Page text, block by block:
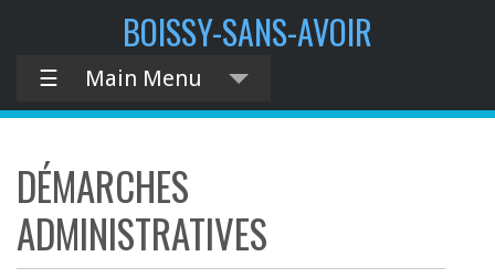
BOISSY-SANS-AVOIR
☰ Main Menu
DÉMARCHES
ADMINISTRATIVES